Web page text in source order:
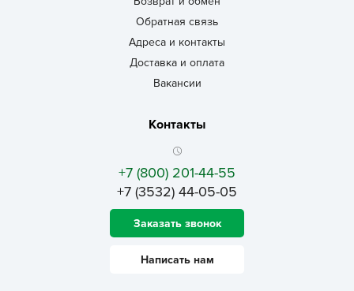
Обратная связь
Адреса и контакты
Доставка и оплата
Вакансии
Контакты
+7 (800) 201-44-55
+7 (3532) 44-05-05
Заказать звонок
Написать нам